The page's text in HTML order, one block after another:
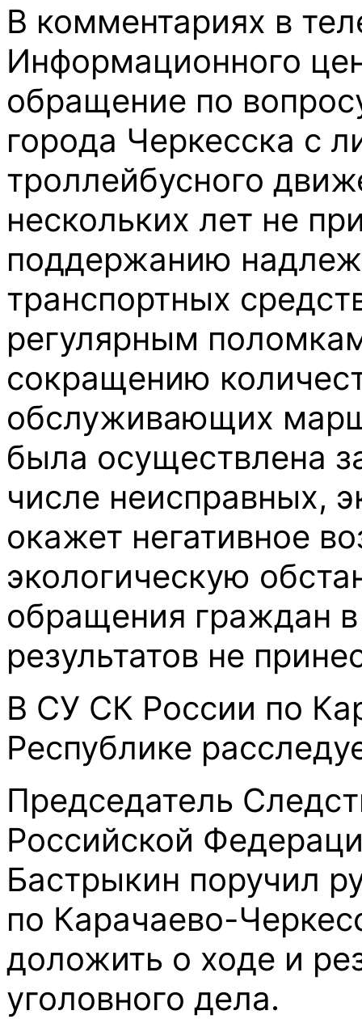
В комментариях в
Информационного
обращение по
города Черкесска с
троллейбусного
нескольких лет не
поддержанию
транспортных
регулярным
сокращению
обслуживающих
была осуществлена
числе неисправных,
окажет негативное
экологическую
обращения граждан
результатов не
В СУ СК России по
Республике
Председатель
Российской
Бастрыкин поручил
по Карачаево-
доложить о ходе и
уголовного дела.